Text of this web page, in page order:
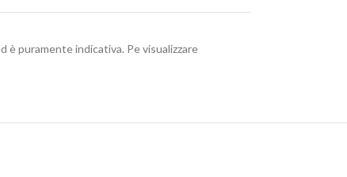
puramente indicativa. Pe visualizzare